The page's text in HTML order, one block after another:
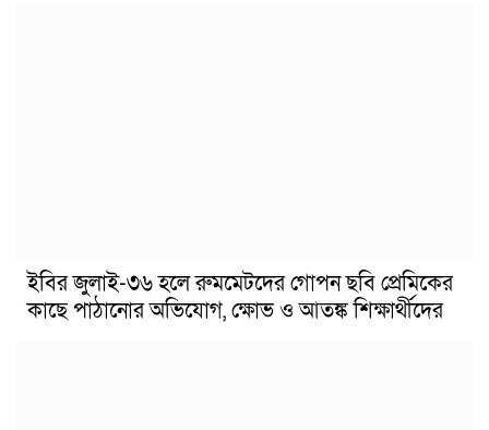
ইবির জুলাই-৩৬ হলে রুমমেটদের গোপন ছবি প্রেমিকের
কাছে পাঠানোর অভিযোগ, ক্ষোভ ও আতঙ্ক শিক্ষার্থীদের